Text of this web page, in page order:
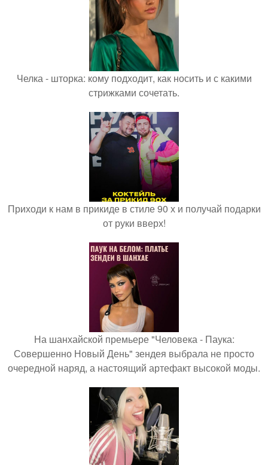
Челка - шторка: кому подходит, как носить и с какими
стрижками сочетать.
Приходи к нам в прикиде в стиле 90 х и получай подарки
от руки вверх!
На шанхайской премьере "Человека - Паука:
Совершенно Новый День" зендея выбрала не просто
очередной наряд, а настоящий артефакт высокой моды.